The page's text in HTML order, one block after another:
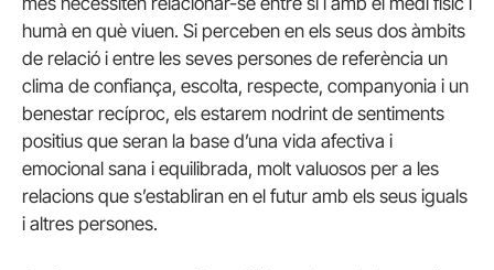
humà en què viuen. Si perceben en els seus dos àmbits
de relació i entre les seves persones de referència un
clima de confiança, escolta, respecte, companyonia i un
benestar recíproc, els estarem nodrint de sentiments
positius que seran la base d’una vida afectiva i
emocional sana i equilibrada, molt valuosos per a les
relacions que s’establiran en el futur amb els seus iguals
i altres persones.